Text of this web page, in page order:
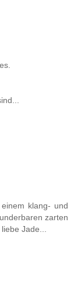
klang- und
zarten
Jade...